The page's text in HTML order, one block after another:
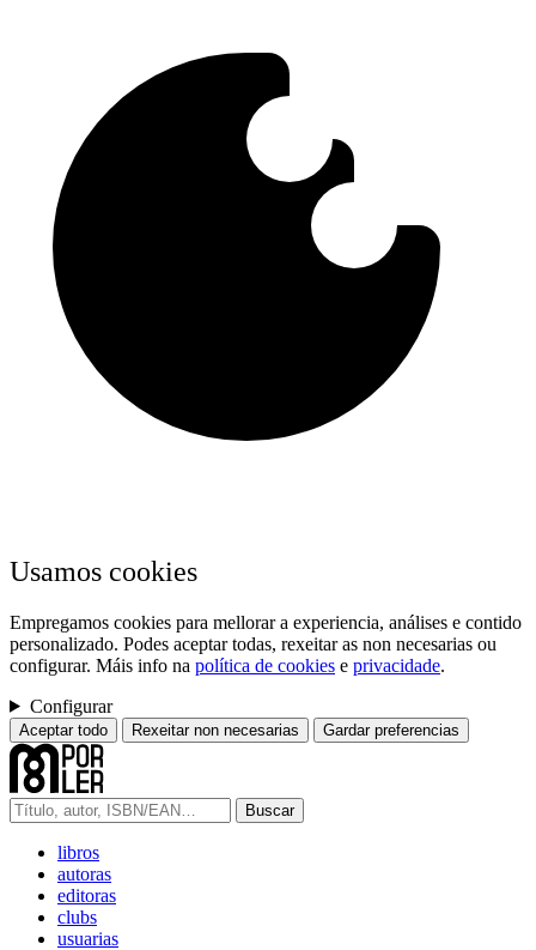
Usamos cookies
Empregamos cookies para mellorar a experiencia, análises e contido
personalizado. Podes aceptar todas, rexeitar as non necesarias ou
configurar. Máis info na política de cookies e privacidade.
Configurar
Aceptar todo Rexeitar non necesarias Gardar preferencias
Buscar
libros
autoras
editoras
clubs
usuarias